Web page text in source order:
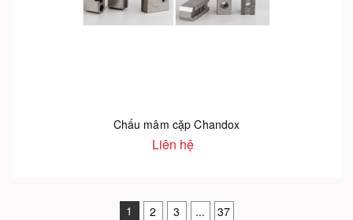
Chấu mâm cặp Chandox
Liên hệ
1 2 3 ... 37